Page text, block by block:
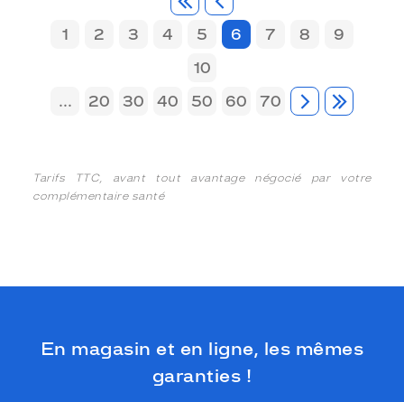
1 2 3 4 5 6 7 8
9
10
...
20 30 40 50 60 70
Tarifs TTC, avant tout avantage négocié par votre
complémentaire santé
En magasin et en ligne, les mêmes
garanties !